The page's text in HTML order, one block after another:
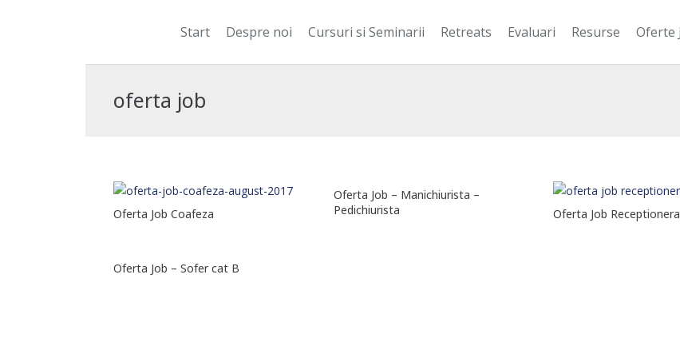
Start Despre noi Cursuri si Seminarii Retreats Evaluari Resurse Oferte
oferta job
Oferta Job Coafeza
Oferta Job – Manichiurista –
Pedichiurista
Oferta Job
Oferta Job – Sofer cat B